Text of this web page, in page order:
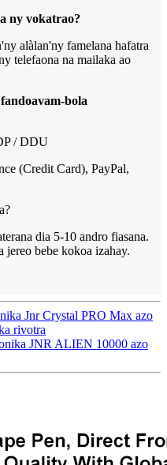
ny vokatrao?
alàlan'ny famelana hafatra
telefaona na mailaka ao
bola
/ DDU
(Credit Card), PayPal,
dia 5-10 andro fiasana.
jereo bebe kokoa izahay.
Jnr Crystal PRO Max azo
rivotra
JNR ALIEN 10000 azo